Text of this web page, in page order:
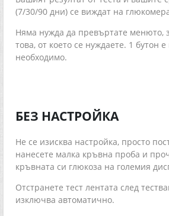
(7/30/90 дни) се виждат на
Няма нужда да превъртате менюто,
това, от което се нуждаете. 1 бутон е
необходимо.
БЕЗ НАСТРОЙКА
Не се изисква настройка, просто
нанесете малка кръвна проба и
кръвната си глюкоза на големия
Отстранете тест лентата след
изключва автоматично.